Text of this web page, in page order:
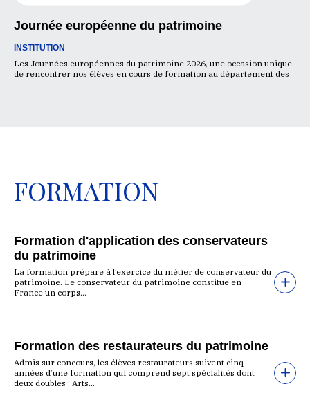
Journée européenne du patrimoine
INSTITUTION
Les Journées européennes du patrimoine 2026, une occasion unique
de rencontrer nos élèves en cours de formation au département des
FORMATION
Formation d'application des conservateurs
du patrimoine
La formation prépare à l’exercice du métier de conservateur du
patrimoine. Le conservateur du patrimoine constitue en
France un corps...
Formation des restaurateurs du patrimoine
Admis sur concours, les élèves restaurateurs suivent cinq
années d’une formation qui comprend sept spécialités dont
deux doubles : Arts...